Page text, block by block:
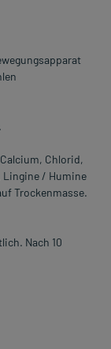
Chlorid,
Lingine / Humine
Trockenmasse.
Nach 10